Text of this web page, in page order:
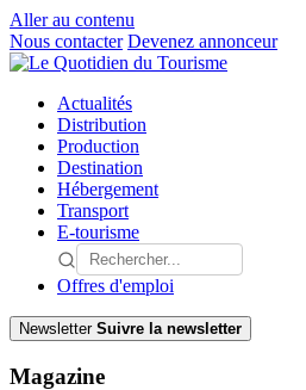
Aller au contenu
Nous contacter Devenez annonceur
Actualités
Distribution
Production
Destination
Hébergement
Transport
E-tourisme
Offres d'emploi
Newsletter Suivre la newsletter
Magazine